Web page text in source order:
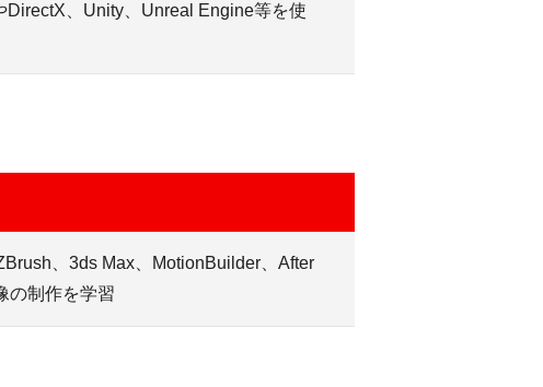
、Unity、Unreal Engine等を使
、3ds Max、MotionBuilder、After
の制作を学習